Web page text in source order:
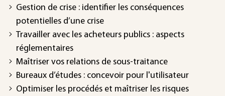
Gestion de crise : identifier les conséquences
potentielles d’une crise
Travailler avec les acheteurs publics : aspects
réglementaires
Maîtriser vos relations de sous-traitance
Bureaux d’études : concevoir pour l'utilisateur
Optimiser les procédés et maîtriser les risques